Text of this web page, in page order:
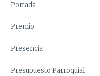
Portada
Premio
Presencia
Presupuesto Parroquial